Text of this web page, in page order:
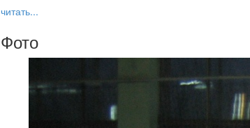
читать...
Фото